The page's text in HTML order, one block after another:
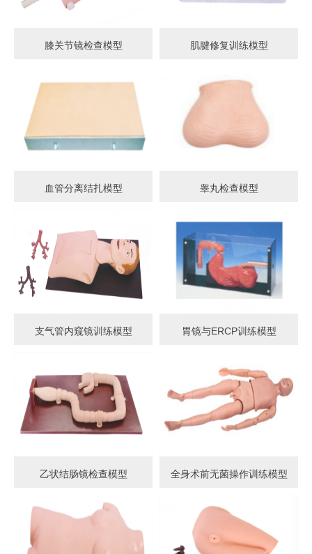
膝关节镜检查模型 肌腱修复训练模型
血管分离结扎模型 睾丸检查模型
支气管内窥镜训练模型 胃镜与ERCP训练模型
乙状结肠镜检查模型 全身术前无菌操作训练模型